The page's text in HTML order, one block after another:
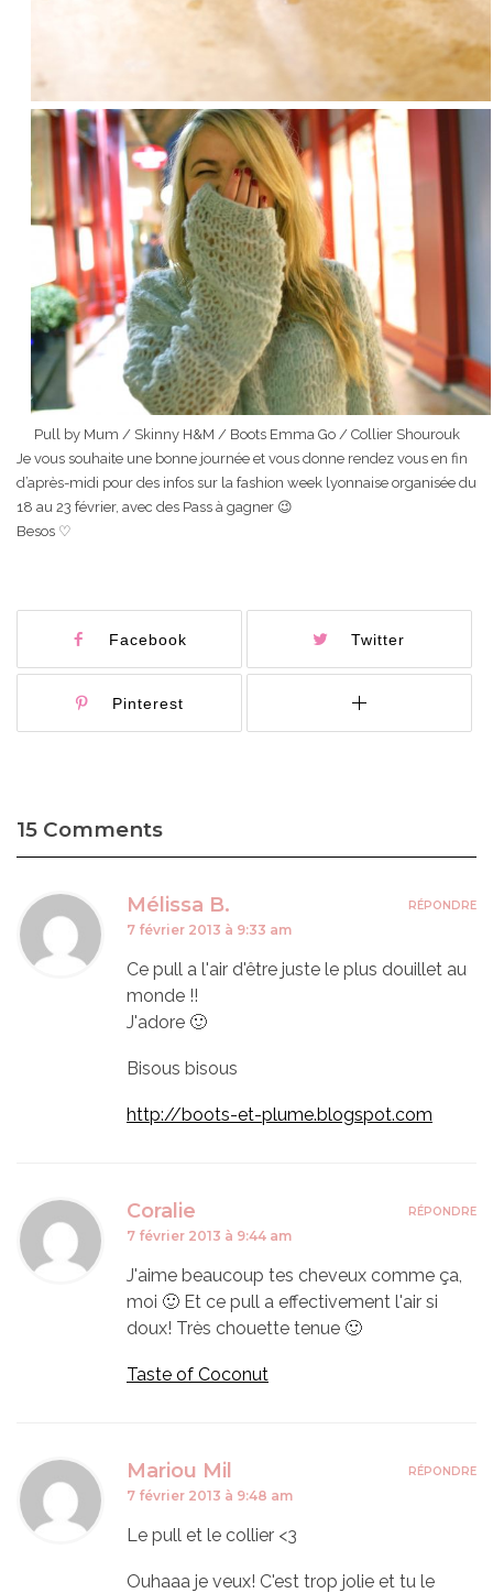
Pull by Mum / Skinny H&M / Boots Emma Go / Collier Shourouk
Je vous souhaite une bonne journée et vous donne rendez vous en fin
d’après-midi pour des infos sur la fashion week lyonnaise organisée du
18 au 23 février, avec des Pass à gagner 😉
Besos ♡
Facebook Twitter
Pinterest
15 Comments
Mélissa B.
7 février 2013 à 9:33 am
Ce pull a l'air d'être juste le plus douillet au
monde !!
J'adore 🙂
Bisous bisous
http://boots-et-plume.blogspot.com
RÉPONDRE
Coralie
7 février 2013 à 9:44 am
J'aime beaucoup tes cheveux comme ça,
moi 🙂 Et ce pull a effectivement l'air si
doux! Très chouette tenue 🙂
Taste of Coconut
RÉPONDRE
Mariou Mil
7 février 2013 à 9:48 am
Le pull et le collier <3
Ouhaaa je veux! C'est trop jolie et tu le
RÉPONDRE